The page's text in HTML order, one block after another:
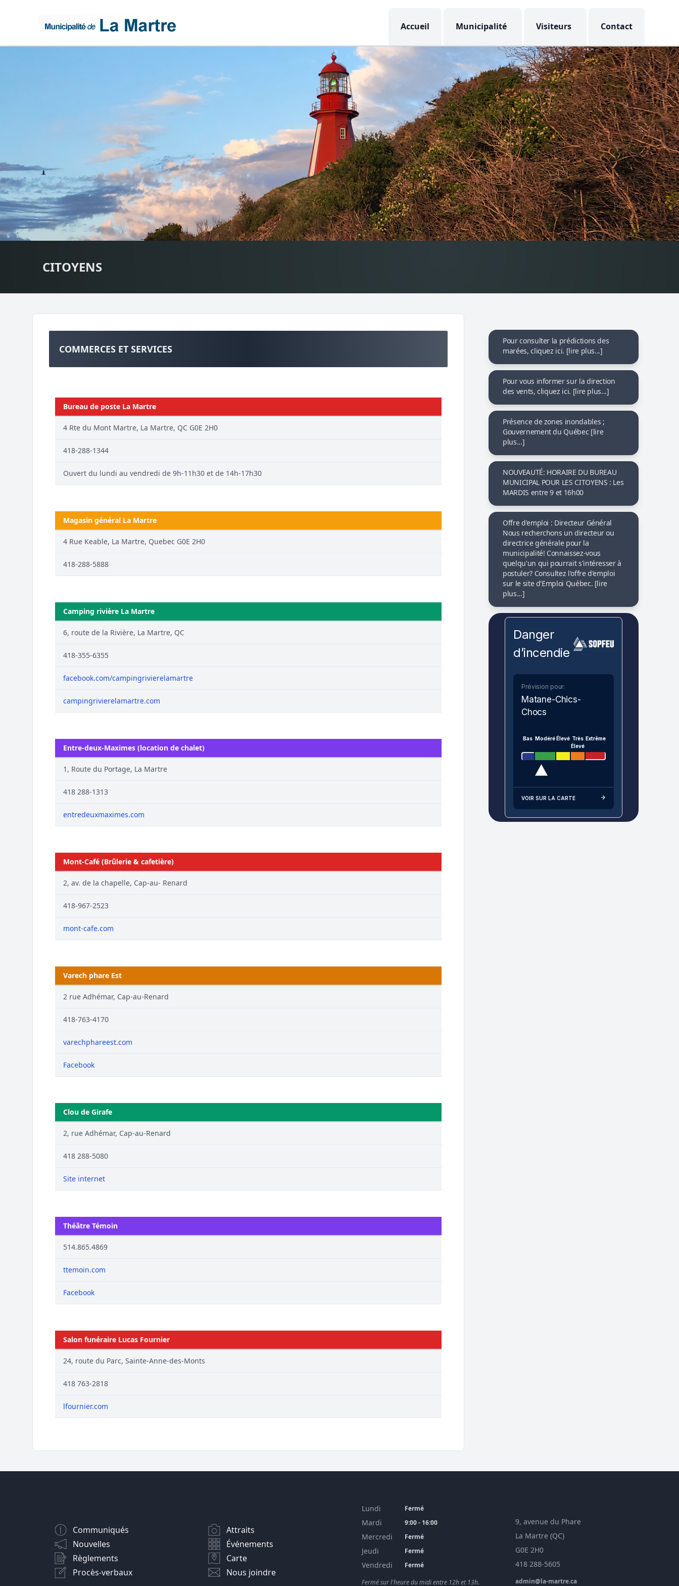
Accueil Municipalité Visiteurs Contact
CITOYENS
COMMERCES ET SERVICES
Bureau de poste La Martre
4 Rte du Mont Martre, La Martre, QC G0E 2H0
418-288-1344
Ouvert du lundi au vendredi de 9h-11h30 et de 14h-17h30
Magasin général La Martre
4 Rue Keable, La Martre, Quebec G0E 2H0
418-288-5888
Camping rivière La Martre
6, route de la Rivière, La Martre, QC
418-355-6355
facebook.com/campingrivierelamartre
campingrivierelamartre.com
Entre-deux-Maximes (location de chalet)
1, Route du Portage, La Martre
418 288-1313
entredeuxmaximes.com
Mont-Café (Brûlerie & cafetière)
2, av. de la chapelle, Cap-au- Renard
418-967-2523
mont-cafe.com
Varech phare Est
2 rue Adhémar, Cap-au-Renard
418-763-4170
varechphareest.com
Facebook
Clou de Girafe
2, rue Adhémar, Cap-au-Renard
418 288-5080
Site internet
Théâtre Témoin
514.865.4869
ttemoin.com
Facebook
Salon funéraire Lucas Fournier
24, route du Parc, Sainte-Anne-des-Monts
418 763-2818
lfournier.com
Pour consulter la prédictions des
marées, cliquez ici. [lire plus...]
Pour vous informer sur la direction
des vents, cliquez ici. [lire plus...]
Présence de zones inondables ;
Gouvernement du Québec [lire
plus...]
NOUVEAUTÉ: HORAIRE DU BUREAU
MUNICIPAL POUR LES CITOYENS : Les
MARDIS entre 9 et 16h00
Offre d'emploi : Directeur Général
Nous recherchons un directeur ou
directrice générale pour la
municipalité! Connaissez-vous
quelqu'un qui pourrait s'intéresser à
postuler? Consultez l'offre d'emploi
sur le site d'Emploi Québec. [lire
plus...]
Danger
d’incendie
Prévision pour:
Matane-Chics-
Chocs
Bas ModéréÉlevé Très
Élevé
Extrême
VOIR SUR LA CARTE
Communiqués
Nouvelles
Règlements
Procès-verbaux
Attraits
Événements
Carte
Nous joindre
Lundi Fermé
Mardi 9:00 - 16:00
Mercredi Fermé
Jeudi Fermé
Vendredi
Fermé
Fermé sur l'heure du midi entre 12h et 13h.
9, avenue du Phare
La Martre (QC)
G0E 2H0
418 288-5605
admin@la-martre.ca